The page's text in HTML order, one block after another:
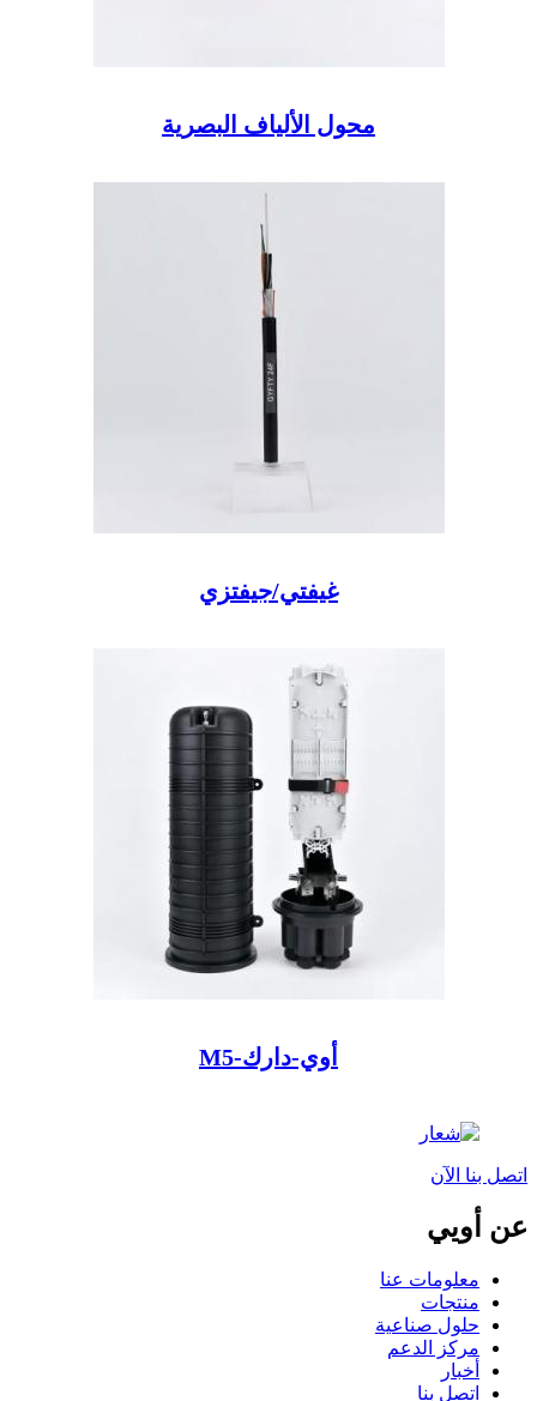
محول الألياف البصرية
غيفتي/جيفتزي
أوي-دارك-M5
اتصل بنا الآن
عن أويي
معلومات عنا
منتجات
حلول صناعية
مركز الدعم
أخبار
اتصل بنا